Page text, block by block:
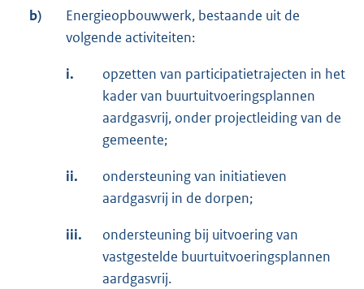
b)
Energieopbouwwerk, bestaande uit de
volgende activiteiten:
i.
opzetten van participatietrajecten in het
kader van buurtuitvoeringsplannen
aardgasvrij, onder projectleiding van de
gemeente;
ii.
ondersteuning van initiatieven
aardgasvrij in de dorpen;
iii.
ondersteuning bij uitvoering van
vastgestelde buurtuitvoeringsplannen
aardgasvrij.